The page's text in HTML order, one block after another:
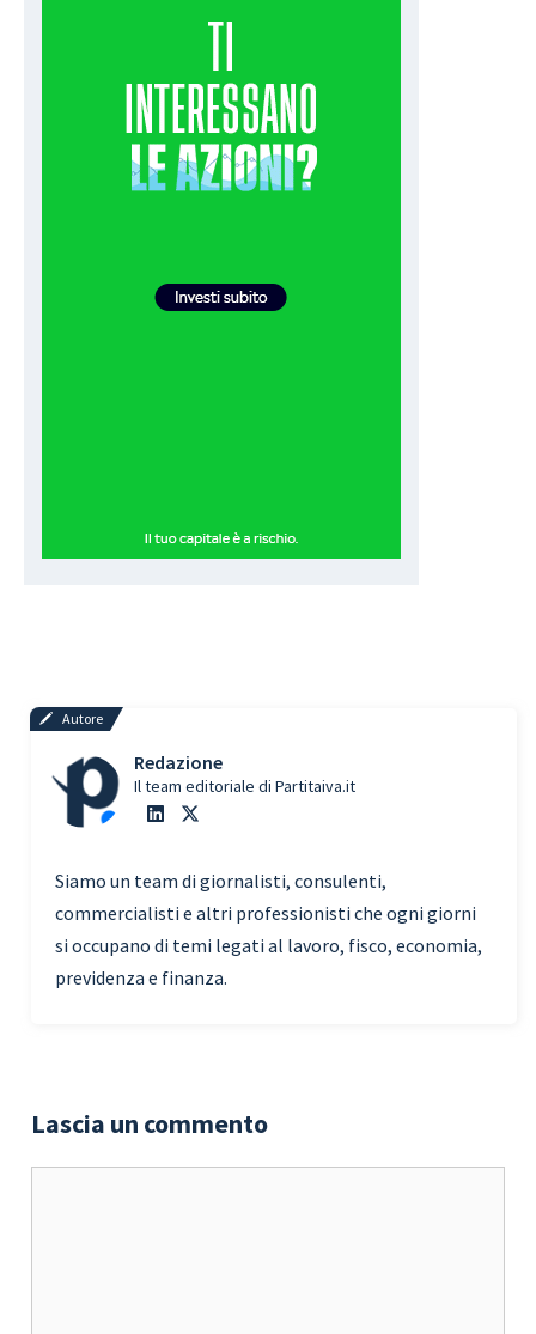
Autore
Redazione
Il team editoriale di Partitaiva.it
Siamo un team di giornalisti, consulenti,
commercialisti e altri professionisti che ogni giorni
si occupano di temi legati al lavoro, fisco, economia,
previdenza e finanza.
Lascia un commento